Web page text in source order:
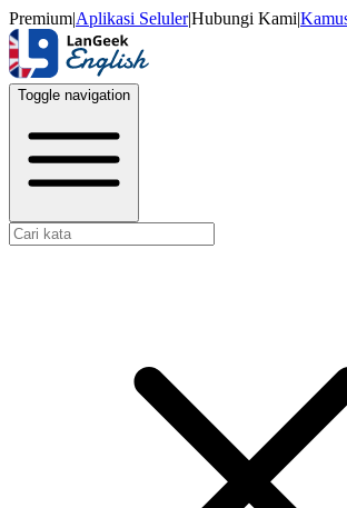
Premium|Aplikasi Seluler|Hubungi Kami|
Toggle navigation